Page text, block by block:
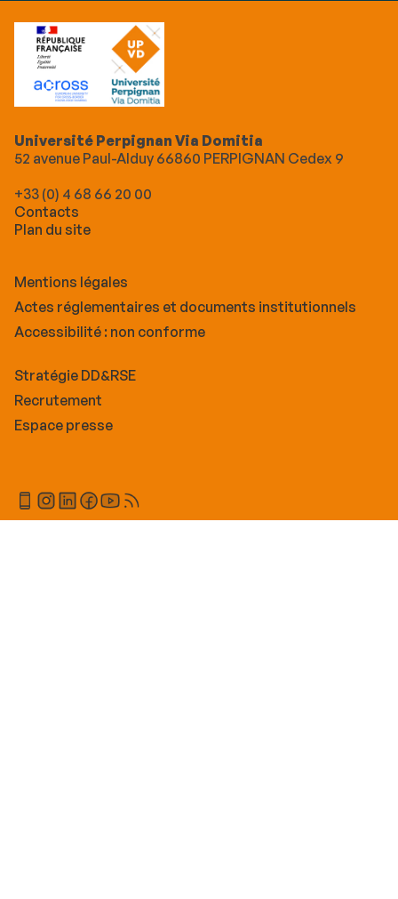
Université Perpignan Via Domitia
52 avenue Paul-Alduy 66860 PERPIGNAN Cedex 9
+33 (0) 4 68 66 20 00
Contacts
Plan du site
Mentions légales
Actes réglementaires et documents institutionnels
Accessibilité : non conforme
Stratégie DD&RSE
Recrutement
Espace presse